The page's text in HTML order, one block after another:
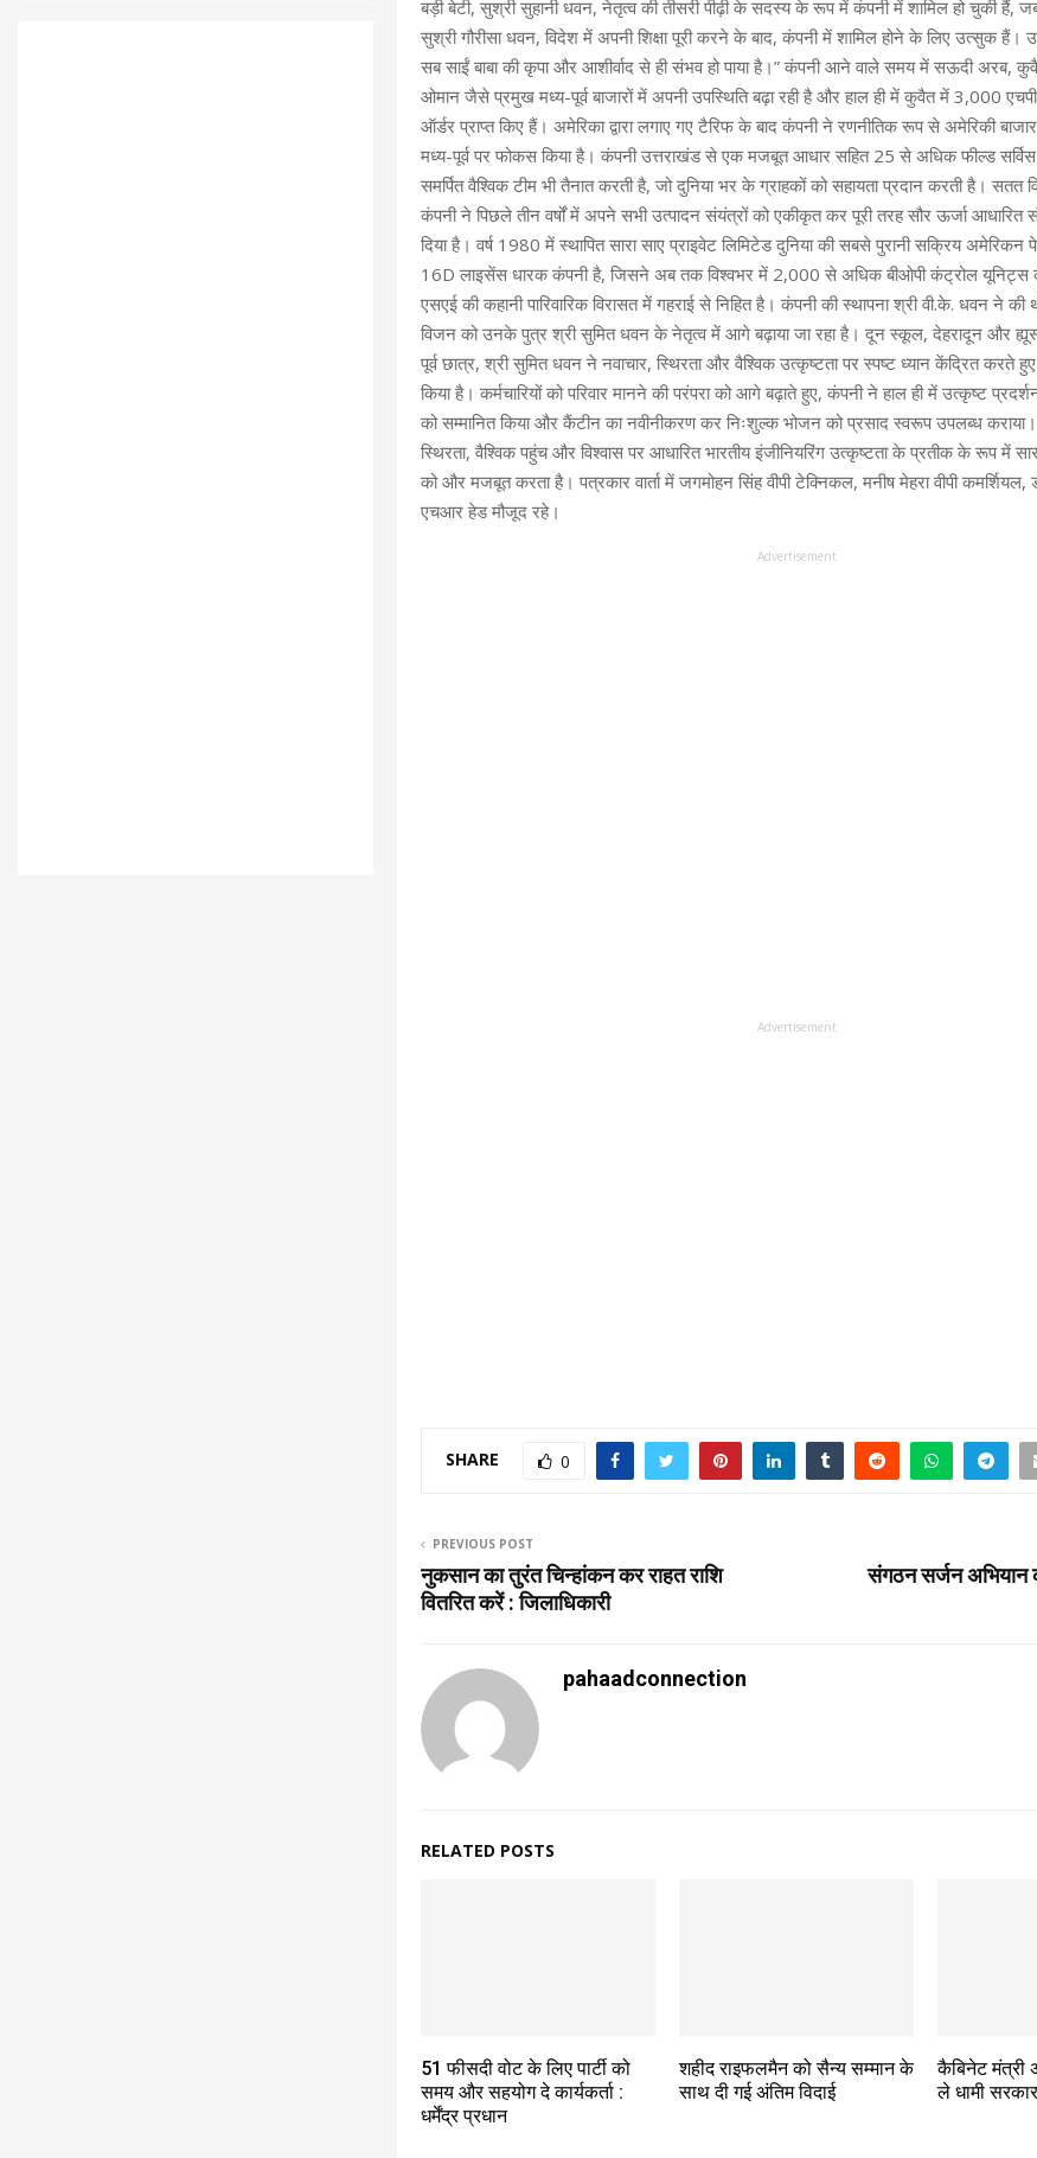
बड़ी बेटी, सुश्री सुहानी धवन, नेतृत्व की तीसरी पीढ़ी के सदस्य के रूप में कंपनी में शामिल हो चुकी हैं,
सुश्री गौरीसा धवन, विदेश में अपनी शिक्षा पूरी करने के बाद, कंपनी में शामिल होने के लिए उत्सुक हैं।
सब साईं बाबा की कृपा और आशीर्वाद से ही संभव हो पाया है।” कंपनी आने वाले समय में सऊदी अरब,
ओमान जैसे प्रमुख मध्य-पूर्व बाजारों में अपनी उपस्थिति बढ़ा रही है और हाल ही में कुवैत में 3,000
ऑर्डर प्राप्त किए हैं। अमेरिका द्वारा लगाए गए टैरिफ के बाद कंपनी ने रणनीतिक रूप से अमेरिकी
मध्य-पूर्व पर फोकस किया है। कंपनी उत्तराखंड से एक मजबूत आधार सहित 25 से अधिक फील्ड सर्विस
समर्पित वैश्विक टीम भी तैनात करती है, जो दुनिया भर के ग्राहकों को सहायता प्रदान करती है। सतत
कंपनी ने पिछले तीन वर्षों में अपने सभी उत्पादन संयंत्रों को एकीकृत कर पूरी तरह सौर ऊर्जा आधारित
दिया है। वर्ष 1980 में स्थापित सारा साए प्राइवेट लिमिटेड दुनिया की सबसे पुरानी सक्रिय अमेरिकन
16D लाइसेंस धारक कंपनी है, जिसने अब तक विश्वभर में 2,000 से अधिक बीओपी कंट्रोल यूनिट्स
एसएई की कहानी पारिवारिक विरासत में गहराई से निहित है। कंपनी की स्थापना श्री वी.के. धवन ने
विजन को उनके पुत्र श्री सुमित धवन के नेतृत्व में आगे बढ़ाया जा रहा है। दून स्कूल, देहरादून और
पूर्व छात्र, श्री सुमित धवन ने नवाचार, स्थिरता और वैश्विक उत्कृष्टता पर स्पष्ट ध्यान केंद्रित करते
किया है। कर्मचारियों को परिवार मानने की परंपरा को आगे बढ़ाते हुए, कंपनी ने हाल ही में उत्कृष्ट
को सम्मानित किया और कैंटीन का नवीनीकरण कर निःशुल्क भोजन को प्रसाद स्वरूप उपलब्ध कराया।
स्थिरता, वैश्विक पहुंच और विश्वास पर आधारित भारतीय इंजीनियरिंग उत्कृष्टता के प्रतीक के रूप में
को और मजबूत करता है। पत्रकार वार्ता में जगमोहन सिंह वीपी टेक्निकल, मनीष मेहरा वीपी कमर्शियल,
एचआर हेड मौजूद रहे।
Advertisement
Advertisement
SHARE 0
PREVIOUS POST
नुकसान का तुरंत चिन्हांकन कर राहत राशि
वितरित करें : जिलाधिकारी
संगठन सर्जन अभियान
pahaadconnection
RELATED POSTS
51 फीसदी वोट के लिए पार्टी को
समय और सहयोग दे कार्यकर्ता :
धर्मेंद्र प्रधान
शहीद राइफलमैन को सैन्य सम्मान के
साथ दी गई अंतिम विदाई
कैबिनेट मंत्री
ले धामी सरकार